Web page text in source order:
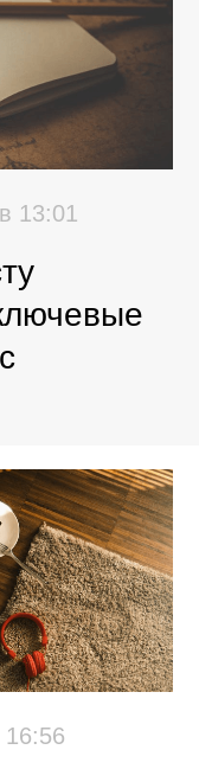
в 13:01
16:56